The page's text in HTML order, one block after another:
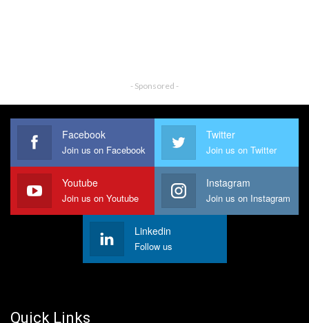
- Sponsored -
Facebook
Join us on Facebook
Twitter
Join us on Twitter
Youtube
Join us on Youtube
Instagram
Join us on Instagram
Linkedin
Follow us
Quick Links